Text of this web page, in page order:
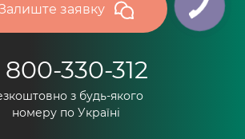
заявку
330-312
з будь-якого
номеру по Україні